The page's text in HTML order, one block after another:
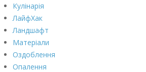
Кулінарія
ЛайфХак
Ландшафт
Матеріали
Оздоблення
Опалення